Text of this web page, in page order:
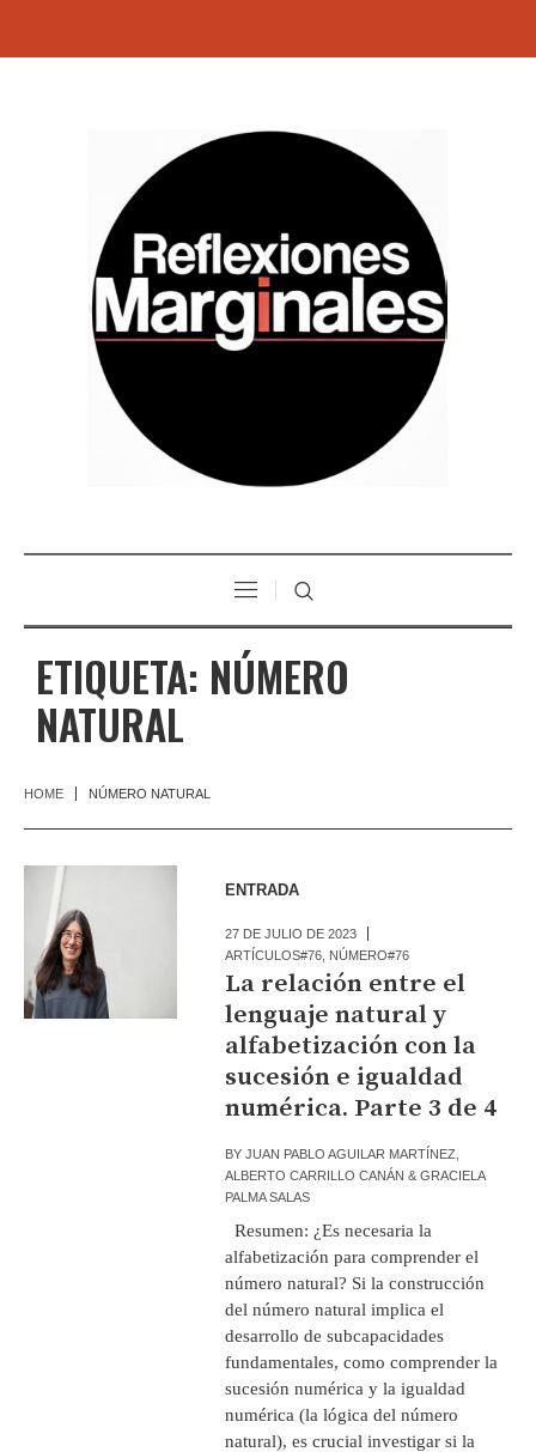
ETIQUETA: NÚMERO
NATURAL
HOME NÚMERO NATURAL
ENTRADA
27 DE JULIO DE 2023
ARTÍCULOS#76 NÚMERO#76
La relación entre el
lenguaje natural y
alfabetización con la
sucesión e igualdad
numérica. Parte 3 de 4
BYJUAN PABLO AGUILAR MARTÍNEZ,
ALBERTO CARRILLO CANÁN & GRACIELA
PALMA SALAS
Resumen: ¿Es necesaria la
alfabetización para comprender el
número natural? Si la construcción
del número natural implica el
desarrollo de subcapacidades
fundamentales, como comprender la
sucesión numérica y la igualdad
numérica (la lógica del número
natural), es crucial investigar si la